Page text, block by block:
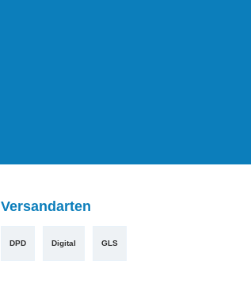
Versandarten
DPD Digital GLS